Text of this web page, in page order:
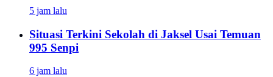
5 jam lalu
Situasi Terkini Sekolah di Jaksel Usai Temuan
995 Senpi
6 jam lalu